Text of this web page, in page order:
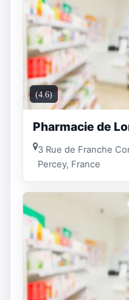
(4.6)
Pharmacie de
3 Rue de Franche
Percey, France